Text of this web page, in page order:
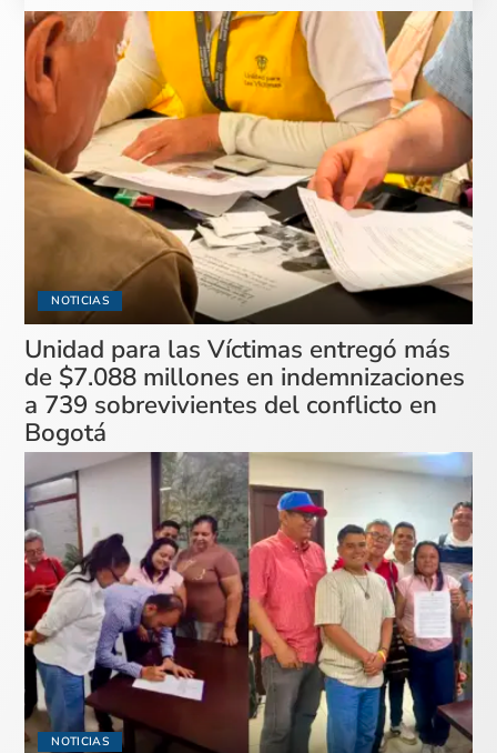
NOTICIAS
Unidad para las Víctimas entregó más
de $7.088 millones en indemnizaciones
a 739 sobrevivientes del conflicto en
Bogotá
NOTICIAS